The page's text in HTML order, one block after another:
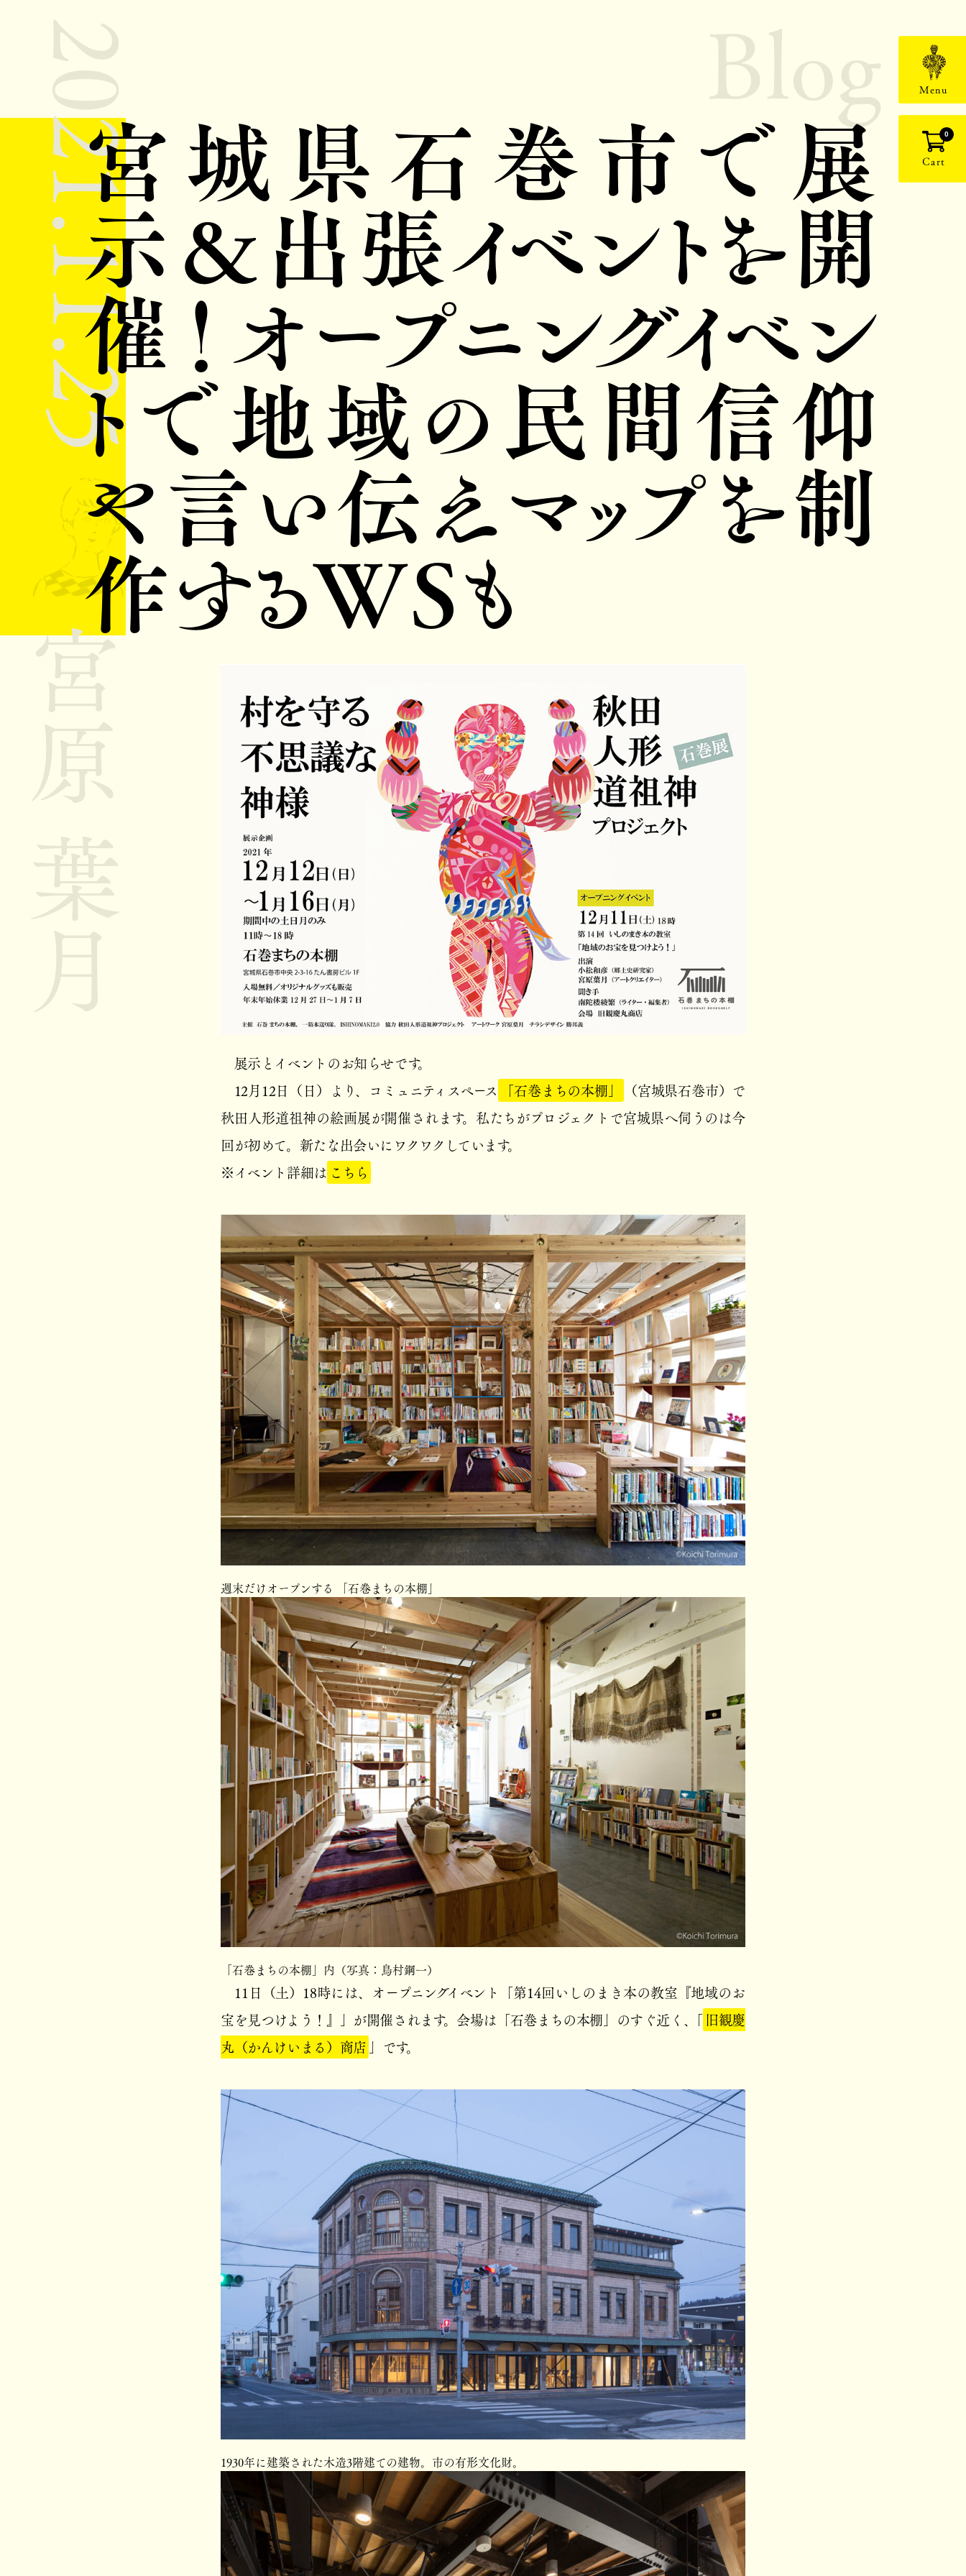
Menu
Cart
0
2021.11.25
宮城県石巻市で展
示＆出張イベントを開
催！オープニングイベン
トで地域の民間信仰
や言い伝えマップを制
作するWSも
展示とイベントのお知らせです。
12月12日（日）より、コミュニティスペース 「石巻まちの本棚」
（宮城県石巻市）で
秋田人形道祖神の絵画展が開催されます。私たちがプロジェクトで宮城県へ伺うのは今
回が初めて。新たな出会いにワクワクしています。
※イベント詳細は こちら
週末だけオープンする 「石巻まちの本棚」
「石巻まちの本棚」内（写真：鳥村鋼一）
11日（土）18時には、オープニングイベント「第14回いしのまき本の教室『地域のお
宝を見つけよう！』」が開催されます。会場は「石巻まちの本棚」のすぐ近く、「旧観慶
丸（かんけいまる）商店」です。
1930年に建築された木造3階建ての建物。市の有形文化財。